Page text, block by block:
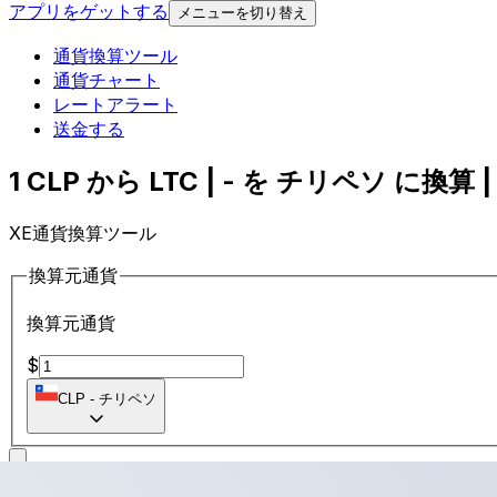
アプリをゲットする メニューを切り替え
通貨換算ツール
通貨チャート
レートアラート
送金する
1 CLP から LTC | - を チリペソ に換算
XE通貨換算ツール
換算元通貨
換算元通貨
$
CLP - チリペソ